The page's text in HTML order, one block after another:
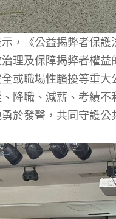
，《公益揭弊者保
理及保障揭弊者權
或職場性騷擾等重
降職、減薪、考績
於發聲，共同守護公